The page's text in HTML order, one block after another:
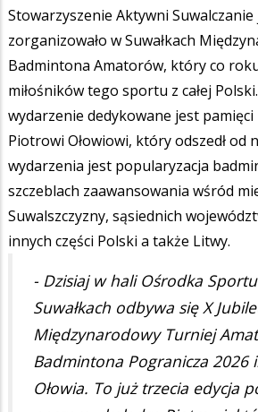
Stowarzyszenie Aktywni
zorganizowało w Suwałkach
Badmintona Amatorów, który co
miłośników tego sportu z całej
wydarzenie dedykowane jest
Piotrowi Ołowiowi, który odszedł od
wydarzenia jest popularyzacja
szczeblach zaawansowania wśród
Suwalszczyzny, sąsiednich
innych części Polski a także Litwy.
- Dzisiaj w hali Ośrodka
Suwałkach odbywa się X
Międzynarodowy Turniej
Badmintona Pogranicza 2026
Ołowia. To już trzecia edycja